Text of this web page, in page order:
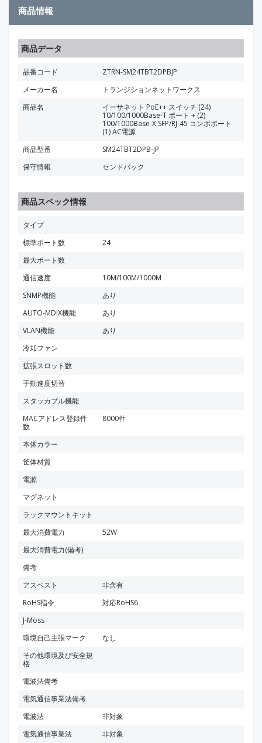
商品情報
商品データ
品番コード
ZTRN-SM24TBT2DPBJP
メーカー名
トランジションネットワークス
商品名
イーサネット PoE++ スイッチ (24)
10/100/1000Base-T ポート + (2)
100/1000Base-X SFP/RJ-45 コンボポート
(1) AC電源
商品型番
SM24TBT2DPB-JP
保守情報
センドバック
商品スペック情報
タイプ
標準ポート数
24
最大ポート数
通信速度
10M/100M/1000M
SNMP機能
あり
AUTO-MDIX機能
あり
VLAN機能
あり
冷却ファン
拡張スロット数
手動速度切替
スタッカブル機能
MACアドレス登録件
数
8000件
本体カラー
筐体材質
電源
マグネット
ラックマウントキット
最大消費電力
52W
最大消費電力(備考)
備考
アスベスト
非含有
RoHS指令
対応RoHS6
J-Moss
環境自己主張マーク
なし
その他環境及び安全規
格
電波法備考
電気通信事業法備考
電波法
非対象
電気通信事業法
非対象